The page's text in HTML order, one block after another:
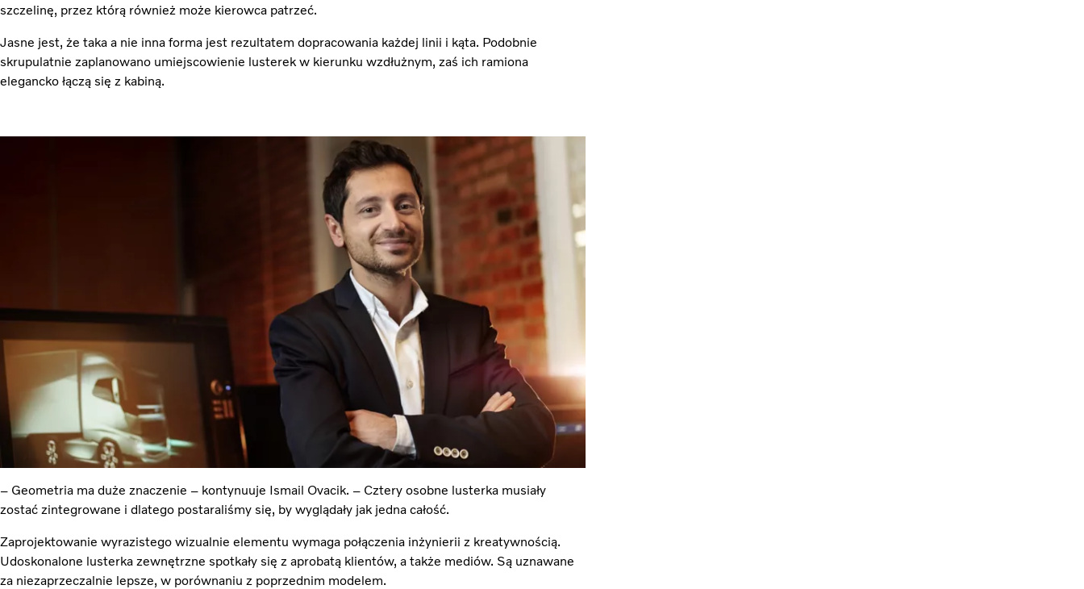
szczelinę, przez którą również może kierowca patrzeć.
Jasne jest, że taka a nie inna forma jest rezultatem dopracowania każdej linii i kąta. Podobnie
skrupulatnie zaplanowano umiejscowienie lusterek w kierunku wzdłużnym, zaś ich ramiona
elegancko łączą się z kabiną.
– Geometria ma duże znaczenie – kontynuuje Ismail Ovacik. – Cztery osobne lusterka musiały
zostać zintegrowane i dlatego postaraliśmy się, by wyglądały jak jedna całość.
Zaprojektowanie wyrazistego wizualnie elementu wymaga połączenia inżynierii z kreatywnością.
Udoskonalone lusterka zewnętrzne spotkały się z aprobatą klientów, a także mediów. Są uznawane
za niezaprzeczalnie lepsze, w porównaniu z poprzednim modelem.